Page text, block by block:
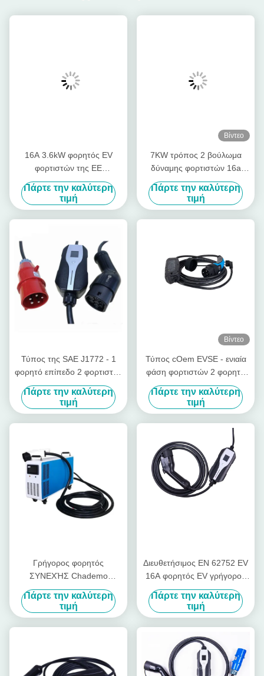
16A 3.6kW φορητός EV
φορτιστών της ΕΕ
εξοπλισμός χρέωσης
οχημάτων τύπων ηλεκτρικός
Πάρτε την καλύτερη
τιμή
Βίντεο
7KW τρόπος 2 βούλωμα
δύναμης φορτιστών 16a
Schuko Ev με τον αισθητήρα
θερμοκρασίας
Πάρτε την καλύτερη
τιμή
Τύπος της SAE J1772 - 1
φορητό επίπεδο 2 φορτιστής
EVSE της EV μετατρέψιμος
με το βούλωμα της Κεντρικής
και Ανατολικής Ευρώπης
Πάρτε την καλύτερη
τιμή
Βίντεο
Τύπος cOem EVSE - ενιαία
φάση φορτιστών 2 φορητή
EV 5 μέτρα καλωδίων
Πάρτε την καλύτερη
τιμή
Γρήγορος φορητός
ΣΥΝΕΧΉΣ Chademo
φορτιστής φορτιστών 30kw
380V CCS γρήγορος
Πάρτε την καλύτερη
τιμή
Διευθετήσιμος EN 62752 EV
16A φορητός EV γρήγορος
φορτιστής φορτιστών
Πάρτε την καλύτερη
τιμή